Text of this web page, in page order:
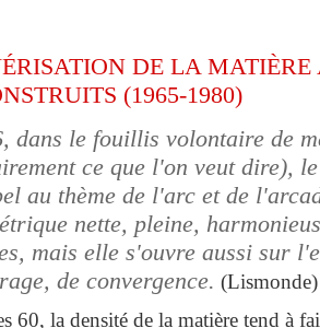
DE LA
(1965-1980)
dans le fouillis volontaire de
ce que l'on veut dire),
au thème de l'arc et de
nette, pleine,
mais elle s'ouvre aussi sur
de convergence. (Lismonde)
60, la densité de la matière tend à